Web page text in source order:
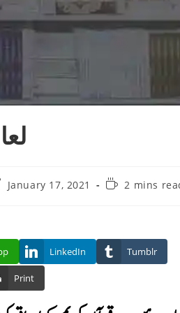
January 17, 2021
Reading
2 mins
LinkedIn Tumblr
Print